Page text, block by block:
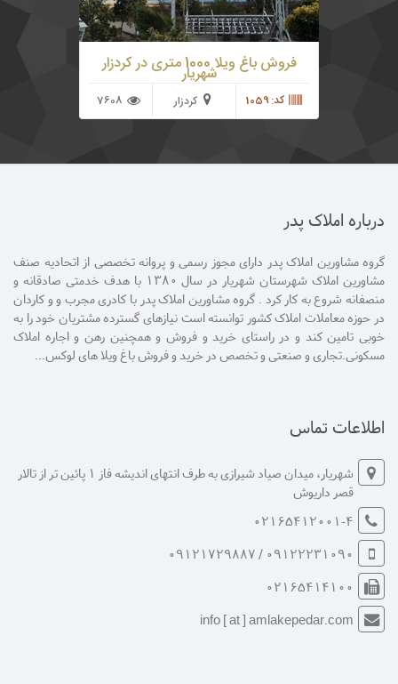
فروش باغ ویلا 1000 متری در کردزارشهریار
کد: 1059 کردزار 7608
درباره املاک پدر
گروه مشاورین املاک پدر دارای مجوز رسمی و پروانه تخصصی از اتحادیه صنف
مشاورین املاک شهرستان شهریار در سال 1380 با هدف خدمتی صادقانه و
منصفانه شروع به کار کرد . گروه مشاورین املاک پدر با کادری مجرب و و کاردان
در حوزه معاملات املاک کشور توانسته است نیازهای گسترده مشتریان خود را به
خوبی تامین کند و در راستای خرید و فروش و همچنین رهن و اجاره املاک
مسکونی.تجاری و صنعتی و تخصص در خرید و فروش باغ ویلا های لوکس...
اطلاعات تماس
شهریار، میدان صیاد شیرازی به طرف انتهای اندیشه فاز 1 پائین تر از تالار
قصر داریوش
02165412001-4
09122231090 / 09121729887
02165414100
info [ at ] amlakepedar.com